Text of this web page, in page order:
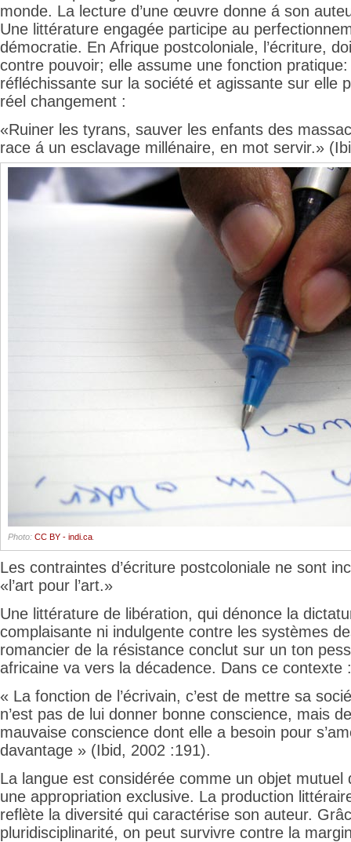
monde. La lecture d’une œuvre donne á son
Une littérature engagée participe au
démocratie. En Afrique postcoloniale, l’écriture,
contre pouvoir; elle assume une fonction
réfléchissante sur la société et agissante sur elle
réel changement :
«Ruiner les tyrans, sauver les enfants des
race á un esclavage millénaire, en mot servir.»
Photo: CC BY - indi.ca
Les contraintes d’écriture postcoloniale ne sont
«l’art pour l’art.»
Une littérature de libération, qui dénonce la
complaisante ni indulgente contre les systèmes
romancier de la résistance conclut sur un ton
africaine va vers la décadence. Dans ce contexte :
« La fonction de l’écrivain, c’est de mettre sa
n’est pas de lui donner bonne conscience, mais
mauvaise conscience dont elle a besoin pour
davantage » (Ibid, 2002 :191).
La langue est considérée comme un objet mutuel
une appropriation exclusive. La production
reflète la diversité qui caractérise son auteur.
pluridisciplinarité, on peut survivre contre la